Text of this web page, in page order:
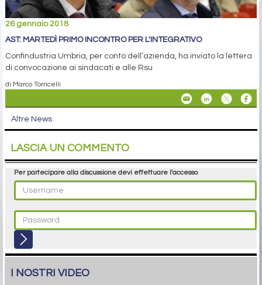
26 gennaio 2018
AST: MARTEDÌ PRIMO INCONTRO PER L'INTEGRATIVO
Confindustria Umbria, per conto dell’azienda, ha inviato la lettera
di convocazione ai sindacati e alle Rsu
di Marco Torricelli
Altre News
LASCIA UN COMMENTO
Per partecipare alla discussione devi effettuare l'accesso
I NOSTRI VIDEO